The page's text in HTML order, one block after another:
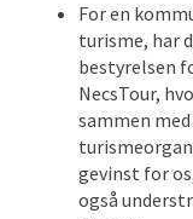
For en
turisme, har
bestyrelsen
NecsTour,
sammen
gevinst for
også